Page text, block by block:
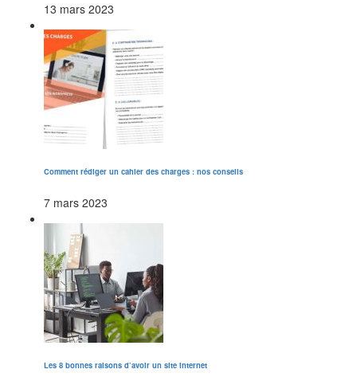
13 mars 2023
Comment rédiger un cahier des charges : nos conseils
7 mars 2023
Les 8 bonnes raisons d’avoir un site internet